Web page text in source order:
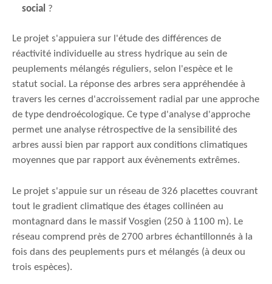
social ?
Le projet s'appuiera sur l'étude des différences de
réactivité individuelle au stress hydrique au sein de
peuplements mélangés réguliers, selon l'espèce et le
statut social. La réponse des arbres sera appréhendée à
travers les cernes d'accroissement radial par une approche
de type dendroécologique. Ce type d'analyse d'approche
permet une analyse rétrospective de la sensibilité des
arbres aussi bien par rapport aux conditions climatiques
moyennes que par rapport aux évènements extrêmes.
Le projet s'appuie sur un réseau de 326 placettes couvrant
tout le gradient climatique des étages collinéen au
montagnard dans le massif Vosgien (250 à 1100 m). Le
réseau comprend près de 2700 arbres échantillonnés à la
fois dans des peuplements purs et mélangés (à deux ou
trois espèces).